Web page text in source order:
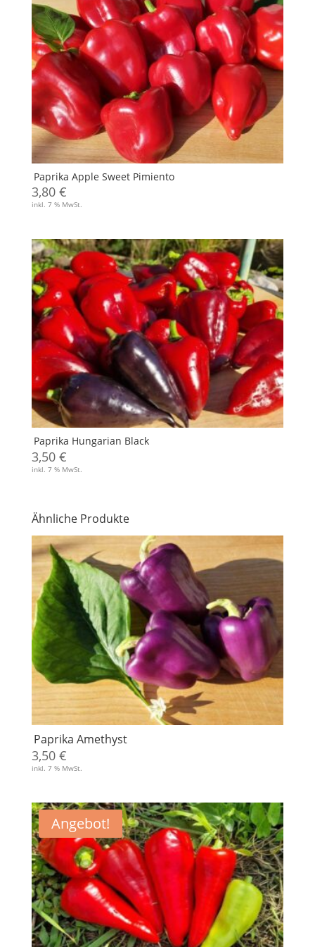
Paprika Apple Sweet Pimiento
3,80 €
inkl. 7 % MwSt.
Paprika Hungarian Black
3,50 €
inkl. 7 % MwSt.
Ähnliche Produkte
Paprika Amethyst
3,50 €
inkl. 7 % MwSt.
Angebot!